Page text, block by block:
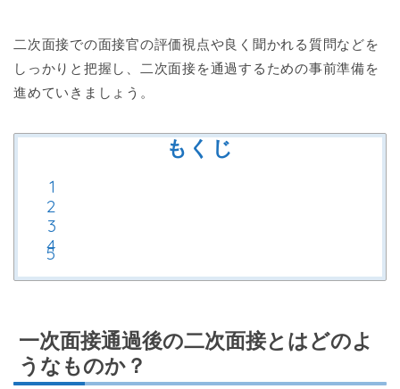
二次面接での面接官の評価視点や良く聞かれる質問などを
しっかりと把握し、二次面接を通過するための事前準備を
進めていきましょう。
もくじ
一次面接通過後の二次面接とはどのよ
うなものか？